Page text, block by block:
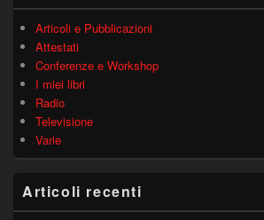
Articoli e Pubblicazioni
Attestati
Conferenze e Workshop
I miei libri
Radio
Televisione
Varie
Articoli recenti